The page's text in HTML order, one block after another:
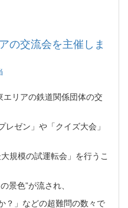
交流会を主催しま
リアの鉄道関係団体の交
ゼン」や「クイズ大会」
規模の試運転会」を行うこ
景色”が流され、
？」などの超難問の数々で